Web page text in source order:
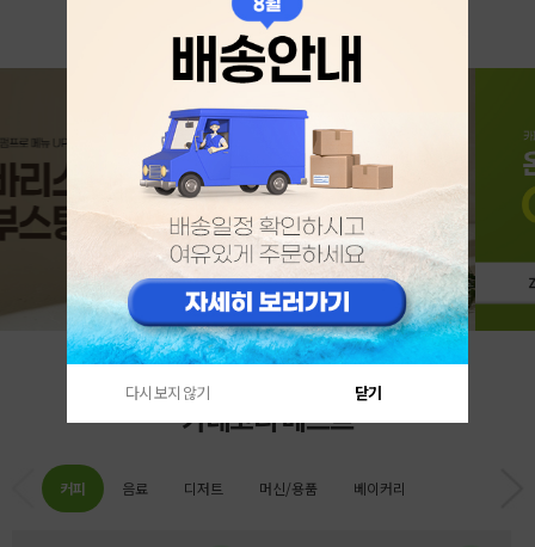
카테고리 베스트
커피 음료 디저트 머신/용품 베이커리
다시 보지 않기 닫기